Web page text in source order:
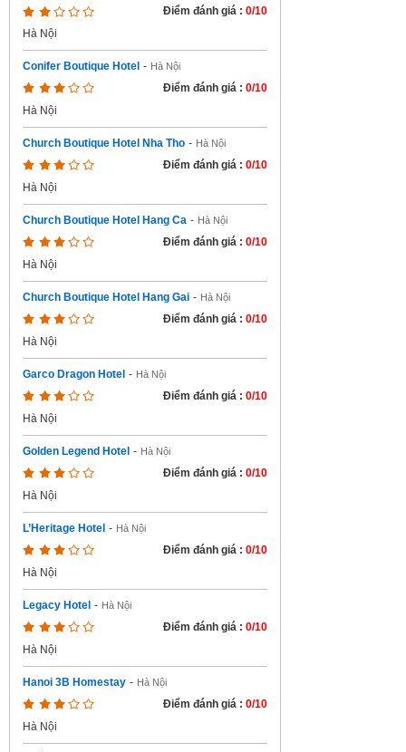
Điểm đánh giá : 0/10
Hà Nội
Conifer Boutique Hotel - Hà Nội
Điểm đánh giá : 0/10
Hà Nội
Church Boutique Hotel Nha Tho - Hà Nội
Điểm đánh giá : 0/10
Hà Nội
Church Boutique Hotel Hang Ca - Hà Nội
Điểm đánh giá : 0/10
Hà Nội
Church Boutique Hotel Hang Gai - Hà Nội
Điểm đánh giá : 0/10
Hà Nội
Garco Dragon Hotel - Hà Nội
Điểm đánh giá : 0/10
Hà Nội
Golden Legend Hotel - Hà Nội
Điểm đánh giá : 0/10
Hà Nội
L’Heritage Hotel - Hà Nội
Điểm đánh giá : 0/10
Hà Nội
Legacy Hotel - Hà Nội
Điểm đánh giá : 0/10
Hà Nội
Hanoi 3B Homestay - Hà Nội
Điểm đánh giá : 0/10
Hà Nội